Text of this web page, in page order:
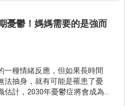
(註1-2) 烏恩慈醫師提醒，除了
使用3C電子產品、改變睡姿、
可嘗試攝取孕期所需的營養
題 。經實驗證實，孕婦每日
品質、睡眠持續時間、睡眠
咪在孕程舒適、安心，睡得
力。(註3)
憂鬱！媽媽需要的是強而
一種情緒反應，但如果長時間
法抽身，就有可能是罹患了憂
估計，2030年憂鬱症將會成為